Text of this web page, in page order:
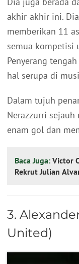
akhir-akhir ini.
memberikan 11
semua kompetisi
Penyerang
hal serupa di
Dalam tujuh
Nerazzurri
enam gol dan
Baca Juga: Victor
Rekrut Julian
3.
United)